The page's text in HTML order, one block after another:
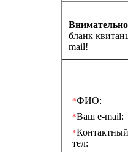
бланк
mail!
*ФИО:
*Ваш e-mail:
*Контактный
тел: